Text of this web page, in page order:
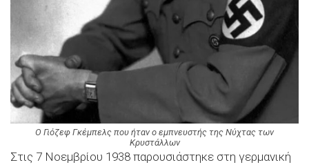
Ο Γιόζεφ Γκέμπελς που ήταν ο εμπνευστής της Νύχτας των
Κρυστάλλων
Στις 7 Νοεμβρίου 1938 παρουσιάστηκε στη γερμανική